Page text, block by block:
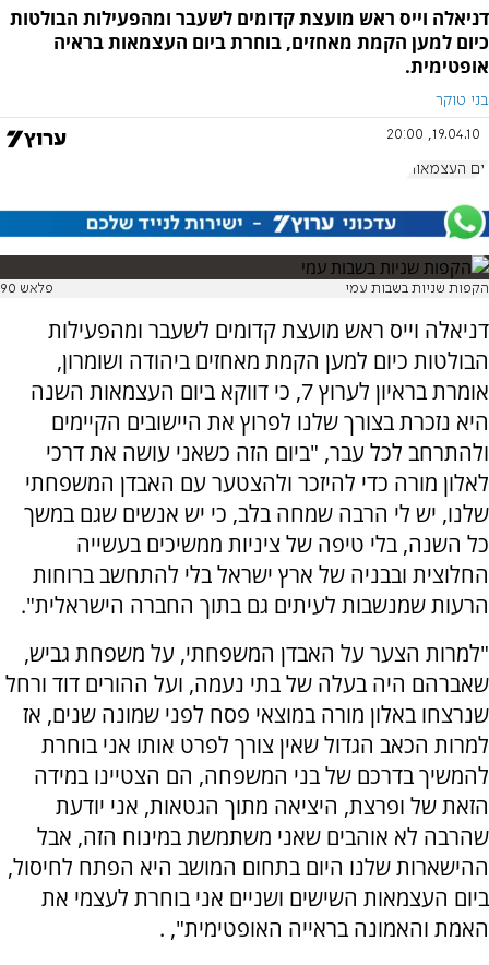
דניאלה וייס ראש מועצת קדומים לשעבר ומהפעילות הבולטות
כיום למען הקמת מאחזים, בוחרת ביום העצמאות בראיה
אופטימית.
בני טוקר
19.04.10, 20:00
יום העצמאות
הקפות שניות בשבות עמי פלאש 90
דניאלה וייס ראש מועצת קדומים לשעבר ומהפעילות
הבולטות כיום למען הקמת מאחזים ביהודה ושומרון,
אומרת בראיון לערוץ 7, כי דווקא ביום העצמאות השנה
היא נזכרת בצורך שלנו לפרוץ את היישובים הקיימים
ולהתרחב לכל עבר, "ביום הזה כשאני עושה את דרכי
לאלון מורה כדי להיזכר ולהצטער עם האבדן המשפחתי
שלנו, יש לי הרבה שמחה בלב, כי יש אנשים שגם במשך
כל השנה, בלי טיפה של ציניות ממשיכים בעשייה
החלוצית ובבניה של ארץ ישראל בלי להתחשב ברוחות
הרעות שמנשבות לעיתים גם בתוך החברה הישראלית".
"למרות הצער על האבדן המשפחתי, על משפחת גביש,
שאברהם היה בעלה של בתי נעמה, ועל ההורים דוד ורחל
שנרצחו באלון מורה במוצאי פסח לפני שמונה שנים, אז
למרות הכאב הגדול שאין צורך לפרט אותו אני בוחרת
להמשיך בדרכם של בני המשפחה, הם הצטיינו במידה
הזאת של ופרצת, היציאה מתוך הגטאות, אני יודעת
שהרבה לא אוהבים שאני משתמשת במינוח הזה, אבל
ההישארות שלנו היום בתחום המושב היא הפתח לחיסול,
ביום העצמאות השישים ושניים אני בוחרת לעצמי את
האמת והאמונה בראייה האופטימית", .